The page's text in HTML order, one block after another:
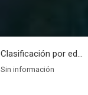
Clasificación por edades
Sin información